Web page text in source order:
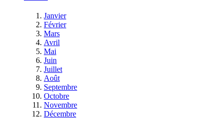
Janvier
Février
Mars
Avril
Mai
Juin
Juillet
Août
Septembre
Octobre
Novembre
Décembre